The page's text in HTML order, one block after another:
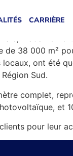
CARRIÈRE
Région Sud,
Madame
38 000 m²
ont été
Sud.
complet,
et
pour leur